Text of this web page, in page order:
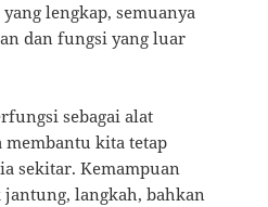
lengkap, semuanya
dan fungsi yang luar
sebagai alat
kita tetap
sekitar. Kemampuan
langkah, bahkan